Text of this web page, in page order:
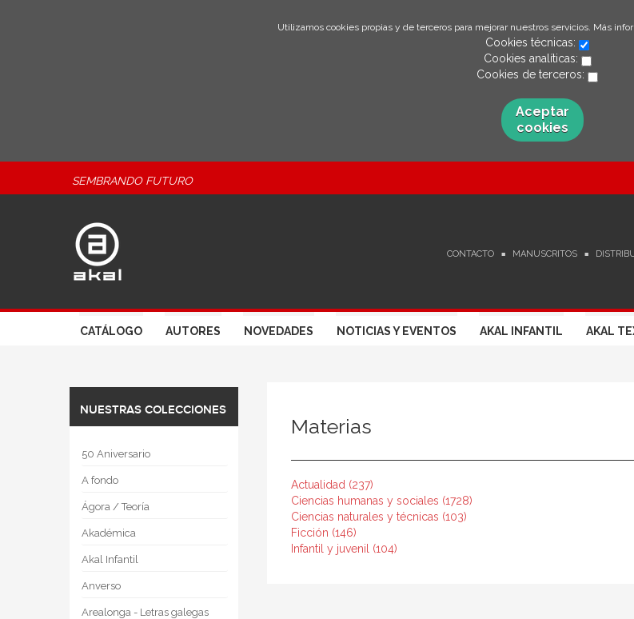
Utilizamos cookies propias y de terceros para mejorar nuestros servicios. Más
Cookies técnicas:
Cookies analíticas:
Cookies de terceros:
Aceptar
cookies
SEMBRANDO FUTURO
CONTACTO MANUSCRITOS
CATÁLOGO AUTORES NOVEDADES NOTICIAS Y EVENTOS AKAL INFANTIL AKAL
NUESTRAS COLECCIONES
50 Aniversario
A fondo
Ágora / Teoría
Akadémica
Akal Infantil
Anverso
Arealonga - Letras galegas
Materias
Actualidad (237)
Ciencias humanas y sociales (1728)
Ciencias naturales y técnicas (103)
Ficción (146)
Infantil y juvenil (104)